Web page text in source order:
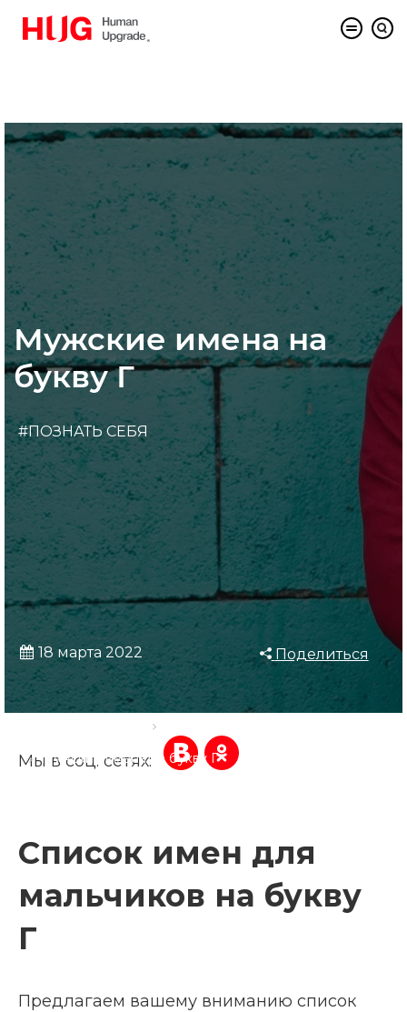
Мужские имена на букву Г
Мужские имена на
букву Г
#ПОЗНАТЬ СЕБЯ
18 марта 2022 Поделиться
Мы в соц. сетях:
Список имен для
мальчиков на букву
Г
Предлагаем вашему вниманию список